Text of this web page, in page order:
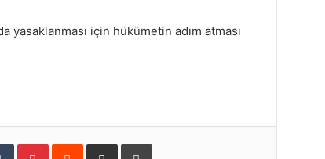
yasaklanması için hükümetin adım atması
T P R S Y